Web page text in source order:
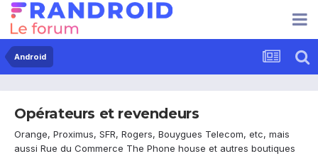
Android
Opérateurs et revendeurs
Orange, Proximus, SFR, Rogers, Bouygues Telecom, etc, mais
aussi Rue du Commerce The Phone house et autres boutiques